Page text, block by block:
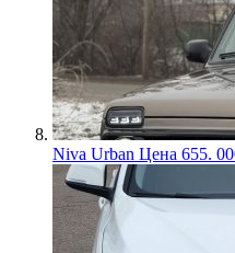
Niva Urban Цена 655.